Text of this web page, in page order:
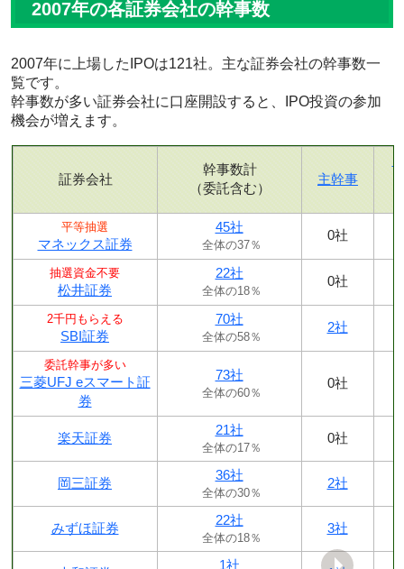
2007年の各証券会社の幹事数
2007年に上場したIPOは121社。主な証券会社の幹事数一
覧です。
幹事数が多い証券会社に口座開設すると、IPO投資の参加
機会が増えます。
証券会社
幹事数計
（委託含む）
主幹事
平等抽選
マネックス証券
45社
全体の37％
0社
抽選資金不要
松井証券
22社
全体の18％
0社
2千円もらえる
SBI証券
70社
全体の58％
2社
委託幹事が多い
三菱UFJ eスマート証
券
73社
全体の60％
0社
楽天証券
21社
全体の17％
0社
岡三証券
36社
全体の30％
2社
みずほ証券
22社
全体の18％
3社
1社